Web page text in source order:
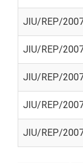
JIU/REP/
JIU/REP/
JIU/REP/
JIU/REP/
JIU/REP/